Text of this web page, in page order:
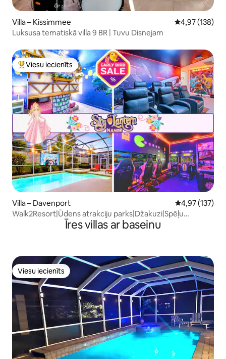
Villa – Kissimmee Vidējais
4,97 (138)
Luksusa tematiskā villa 9 BR | Tuvu Disnejam
Populārs viesu iecienīts mājoklis
Viesu iecienīts
Villa – Davenport Vidējais
4,97 (137)
Walk2Resort|Ūdens atrakciju parks|Džakuzi|Spēļu
zāle|Teātris|TematisksĪres villas ar baseinu
Viesu iecienīts
Viesu iecienīts